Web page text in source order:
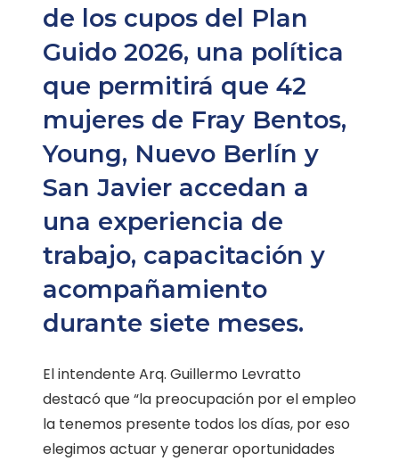
de los cupos del Plan
Guido 2026, una política
que permitirá que 42
mujeres de Fray Bentos,
Young, Nuevo Berlín y
San Javier accedan a
una experiencia de
trabajo, capacitación y
acompañamiento
durante siete meses.
El intendente Arq. Guillermo Levratto
destacó que “la preocupación por el empleo
la tenemos presente todos los días, por eso
elegimos actuar y generar oportunidades